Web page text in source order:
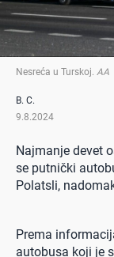
Nesreća u Turskoj. AA
B. C.
9.8.2024
Najmanje devet
se putnički
Polatsli,
Prema
autobusa koji je